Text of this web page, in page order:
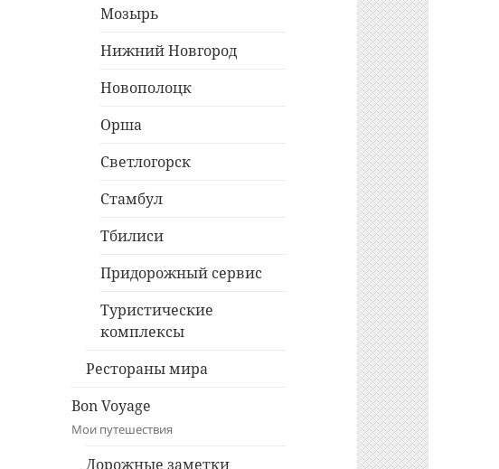
Мозырь
Нижний Новгород
Новополоцк
Орша
Светлогорск
Стамбул
Тбилиси
Придорожный сервис
Туристические
комплексы
Рестораны мира
Bon Voyage
Мои путешествия
Дорожные заметки